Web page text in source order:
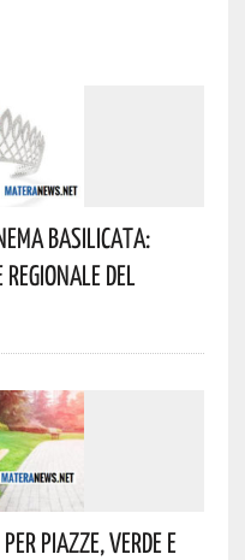
Basilicata:
Del
Piazze, Verde E